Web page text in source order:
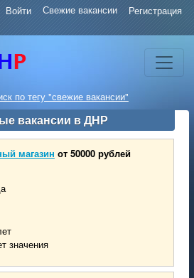
Войти Свежие вакансии Регистрация
по тегу "свежие вакансии"
вакансии в ДНР
магазин от 50000 рублей
значения